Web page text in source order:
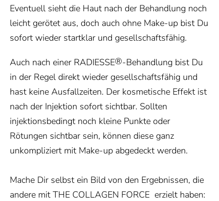
Eventuell sieht die Haut nach der Behandlung noch
leicht gerötet aus, doch auch ohne Make-up bist Du
sofort wieder startklar und gesellschaftsfähig.
Auch nach einer RADIESSE®-Behandlung bist Du
in der Regel direkt wieder gesellschaftsfähig und
hast keine Ausfallzeiten. Der kosmetische Effekt ist
nach der Injektion sofort sichtbar. Sollten
injektionsbedingt noch kleine Punkte oder
Rötungen sichtbar sein, können diese ganz
unkompliziert mit Make-up abgedeckt werden.
Mache Dir selbst ein Bild von den Ergebnissen, die
andere mit THE COLLAGEN FORCE erzielt haben: